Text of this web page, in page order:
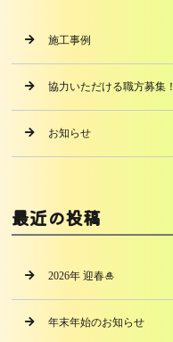
施工事例
協力いただける職方募集！
お知らせ
最近の投稿
2026年 迎春🎍
年末年始のお知らせ